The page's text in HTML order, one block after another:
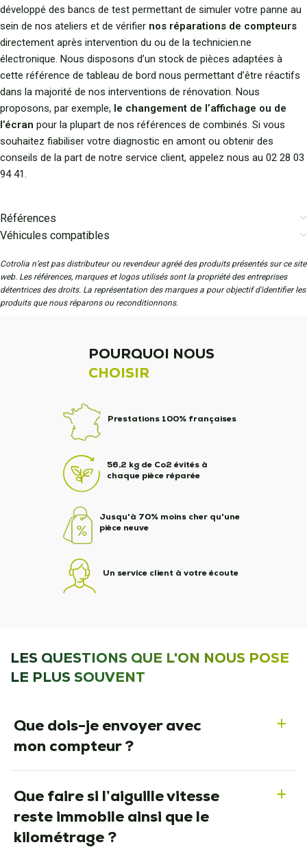
développé des bancs de test permettant de simuler votre panne au
sein de nos ateliers et de vérifier nos réparations de compteurs
directement après intervention du ou de la technicien.ne
électronique. Nous disposons d’un stock de pièces adaptées à
cette référence de tableau de bord nous permettant d’être réactifs
dans la majorité de nos interventions de rénovation. Nous
proposons, par exemple, le changement de l’affichage ou de
l’écran pour la plupart de nos références de combinés. Si vous
souhaitez fiabiliser votre diagnostic en amont ou obtenir des
conseils de la part de notre service client, appelez nous au 02 28 03
94 41.
Références
Véhicules compatibles
Cotrolia n’est pas distributeur ou revendeur agréé des produits présentés sur ce site
web. Les références, marques et logos utilisés sont la propriété des entreprises
détentrices des droits. La représentation des marques a pour objectif d'identifier les
produits que nous réparons ou reconditionnons.
POURQUOI NOUS
CHOISIR
Prestations 100% françaises
56,2 kg de Co2 évités à
chaque pièce réparée
Jusqu'à 70% moins cher qu'une
pièce neuve
Un service client à votre écoute
LES QUESTIONS QUE L'ON NOUS POSE
LE PLUS SOUVENT
a
Que dois-je envoyer avec
mon compteur ?
a
Que faire si l’aiguille vitesse
reste immobile ainsi que le
kilométrage ?